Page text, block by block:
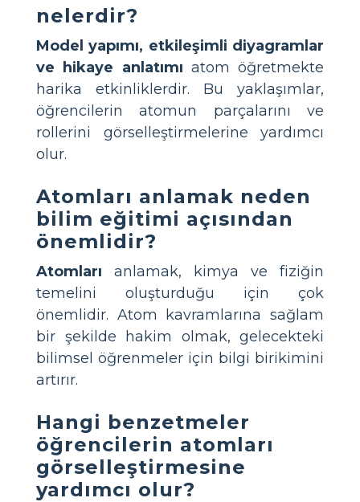
nelerdir?
Model yapımı, etkileşimli diyagramlar
ve hikaye anlatımı atom öğretmekte
harika etkinliklerdir. Bu yaklaşımlar,
öğrencilerin atomun parçalarını ve
rollerini görselleştirmelerine yardımcı
olur.
Atomları anlamak neden
bilim eğitimi açısından
önemlidir?
Atomları anlamak, kimya ve fiziğin
temelini oluşturduğu için çok
önemlidir. Atom kavramlarına sağlam
bir şekilde hakim olmak, gelecekteki
bilimsel öğrenmeler için bilgi birikimini
artırır.
Hangi benzetmeler
öğrencilerin atomları
görselleştirmesine
yardımcı olur?